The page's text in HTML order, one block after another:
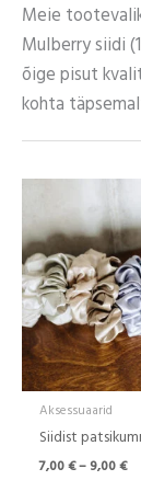
Meie
Mulberry siidi
õige pisut
kohta
Aksessuaarid
Siidist
7,00€–9,00€